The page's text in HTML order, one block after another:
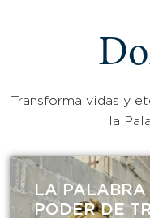
Transforma vidas y
la
LA PALABRA
PODER DE